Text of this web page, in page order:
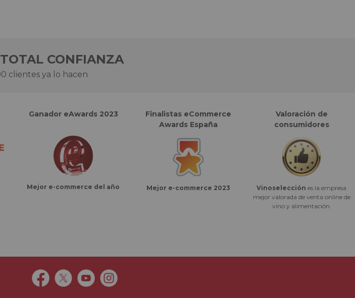
CONFIANZA
clientes ya lo hacen
Ganador eAwards 2023
Mejor e-commerce del año
Finalistas eCommerce
Awards España
Mejor e-commerce 2023
Valoración de
consumidores
Vinoselección es la empresa
mejor valorada de venta online de
vino y alimentación.